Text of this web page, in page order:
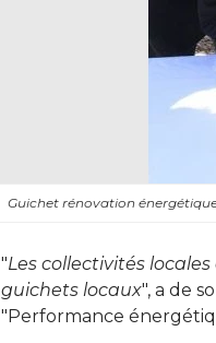
Guichet rénovation
"Les collectivités
guichets locaux", a de
"Performance